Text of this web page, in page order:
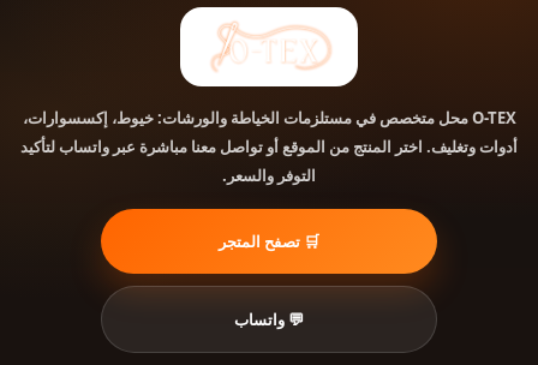
O-TEXمحل متخصص في مستلزمات الخياطة والورشات: خيوط، إكسسوارات،
أدوات وتغليف. اختر المنتج من الموقع أو تواصل معنا مباشرة عبر واتساب لتأكيد
التوفر والسعر.
🛒 تصفح المتجر
💬 واتساب